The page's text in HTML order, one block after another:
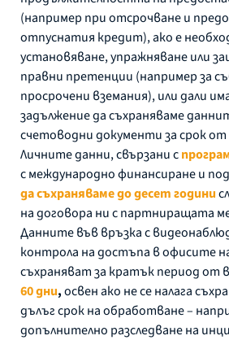
(например при отсрочване и
отпуснатия кредит), ако е
установяване, упражняване или
правни претенции (например за
просрочени вземания), или дали
задължение да съхраняваме
счетоводни документи за срок от
Личните данни, свързани с
с международно финансиране и
да съхраняваме до десет години
на договора ни с партниращата
Данните във връзка с
контрола на достъпа в офисите
съхраняват за кратък период от
60 дни,освен ако не се налага
дълъг срок на обработване –
допълнително разследване на